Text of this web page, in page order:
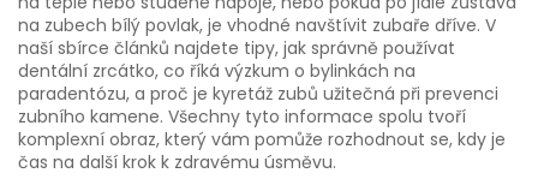
na zubech bílý povlak, je vhodné navštívit zubaře dříve. V
naší sbírce článků najdete tipy, jak správně používat
dentální zrcátko, co říká výzkum o bylinkách na
paradentózu, a proč je kyretáž zubů užitečná při prevenci
zubního kamene. Všechny tyto informace spolu tvoří
komplexní obraz, který vám pomůže rozhodnout se, kdy je
čas na další krok k zdravému úsměvu.